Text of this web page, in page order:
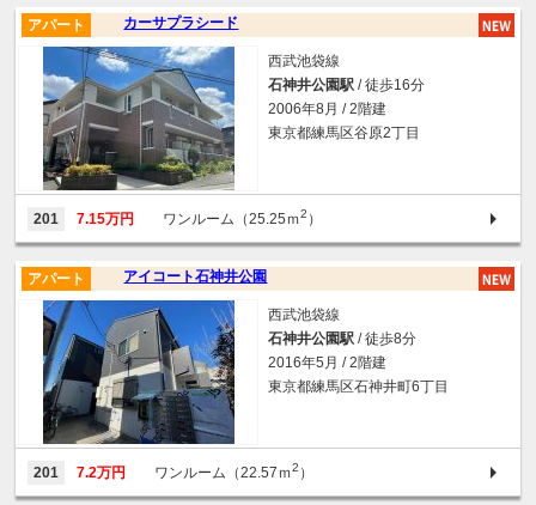
カーサプラシード
アパート
西武池袋線
石神井公園駅 / 徒歩16分
2006年8月 / 2階建
東京都練馬区谷原2丁目
201 7.15万円 ワンルーム（25.25ｍ2 ）
アイコート石神井公園
アパート
西武池袋線
石神井公園駅 / 徒歩8分
2016年5月 / 2階建
東京都練馬区石神井町6丁目
201 7.2万円 ワンルーム（22.57ｍ2 ）